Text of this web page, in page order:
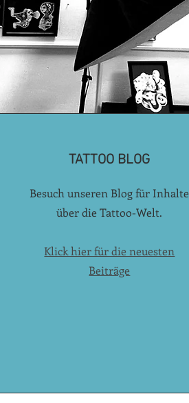
TATTOO BLOG
Besuch unseren Blog für Inhalte
über die Tattoo-Welt.
Klick hier für die neuesten
Beiträge